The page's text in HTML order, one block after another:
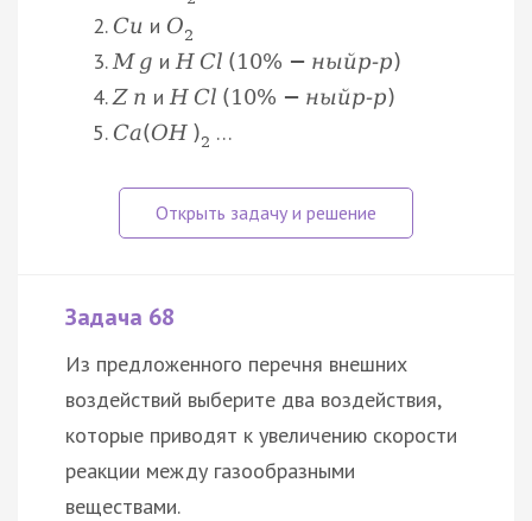
Cu и O2
M g иH Cl (10% − ныйр‑р)
Z n иH Cl (10% − ныйр‑р)
Ca(OH )2 …
Задача 68
Из предложенного перечня внешних
воздействий выберите два воздействия,
которые приводят к увеличению скорости
реакции между газообразными
веществами.